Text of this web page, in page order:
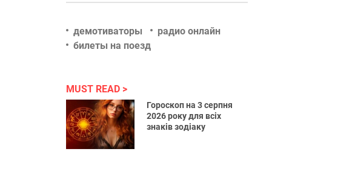
демотиваторы
радио онлайн
билеты на поезд
MUST READ
Гороскоп на 3 серпня
2026 року для всіх
знаків зодіаку